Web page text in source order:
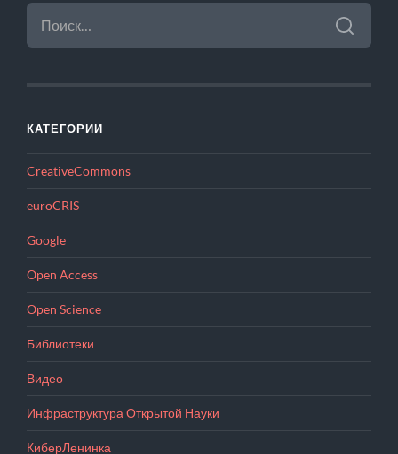
НАЙТИ:
КАТЕГОРИИ
CreativeCommons
euroCRIS
Google
Open Access
Open Science
Библиотеки
Видео
Инфраструктура Открытой Науки
КиберЛенинка